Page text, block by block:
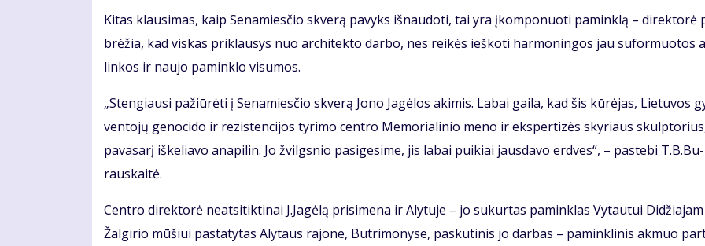
Ki­tas klau­si­mas, kaip Se­na­mies­čio skve­rą pa­vyks iš­nau­do­ti, tai yra įkom­po­nuo­ti pa­min­klą – di­rek­to­rė
brė­žia, kad vis­kas pri­klau­sys nuo ar­chi­tek­to dar­bo, nes rei­kės ieš­ko­ti har­mo­nin­gos jau su­for­muo­tos
lin­kos ir nau­jo pa­min­klo vi­su­mos.
„Sten­giau­si pa­žiū­rė­ti į Se­na­mies­čio skve­rą Jo­no Ja­gė­los aki­mis. La­bai gai­la, kad šis kū­rė­jas, Lie­tu­vos
ven­to­jų ge­no­ci­do ir re­zis­ten­ci­jos ty­ri­mo cen­tro Me­mo­ria­li­nio me­no ir eks­per­ti­zės sky­riaus
pa­va­sa­rį iš­ke­lia­vo ana­pi­lin. Jo žvilgs­nio pa­si­ge­si­me, jis la­bai pui­kiai jaus­da­vo erd­ves“, – pa­ste­bi T.B.Bu­
raus­kai­tė.
Cen­tro di­rek­to­rė ne­at­si­tik­ti­nai J.Ja­gė­lą pri­si­me­na ir Aly­tu­je – jo su­kur­tas pa­min­klas Vy­tau­tui
Žal­gi­rio mū­šiui pa­sta­ty­tas Aly­taus ra­jo­ne, But­ri­mo­ny­se, pas­ku­ti­nis jo dar­bas – pa­min­kli­nis ak­muo